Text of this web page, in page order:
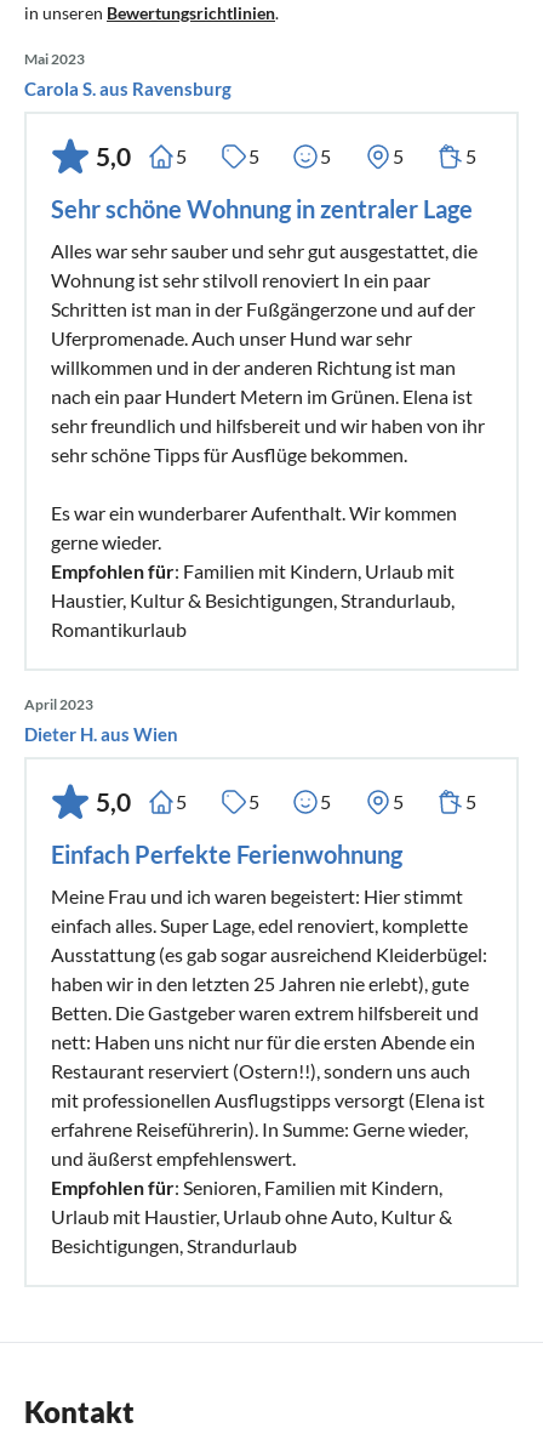
in unseren Bewertungsrichtlinien.
Mai 2023
Carola S. aus Ravensburg
5,0 5 5 5 5 5
Sehr schöne Wohnung in zentraler Lage
Alles war sehr sauber und sehr gut ausgestattet, die
Wohnung ist sehr stilvoll renoviert In ein paar
Schritten ist man in der Fußgängerzone und auf der
Uferpromenade. Auch unser Hund war sehr
willkommen und in der anderen Richtung ist man
nach ein paar Hundert Metern im Grünen. Elena ist
sehr freundlich und hilfsbereit und wir haben von ihr
sehr schöne Tipps für Ausflüge bekommen.
Es war ein wunderbarer Aufenthalt. Wir kommen
gerne wieder.
Empfohlen für: Familien mit Kindern, Urlaub mit
Haustier, Kultur & Besichtigungen, Strandurlaub,
Romantikurlaub
April 2023
Dieter H. aus Wien
5,0 5 5 5 5 5
Einfach Perfekte Ferienwohnung
Meine Frau und ich waren begeistert: Hier stimmt
einfach alles. Super Lage, edel renoviert, komplette
Ausstattung (es gab sogar ausreichend Kleiderbügel:
haben wir in den letzten 25 Jahren nie erlebt), gute
Betten. Die Gastgeber waren extrem hilfsbereit und
nett: Haben uns nicht nur für die ersten Abende ein
Restaurant reserviert (Ostern!!), sondern uns auch
mit professionellen Ausflugstipps versorgt (Elena ist
erfahrene Reiseführerin). In Summe: Gerne wieder,
und äußerst empfehlenswert.
Empfohlen für: Senioren, Familien mit Kindern,
Urlaub mit Haustier, Urlaub ohne Auto, Kultur &
Besichtigungen, Strandurlaub
Kontakt